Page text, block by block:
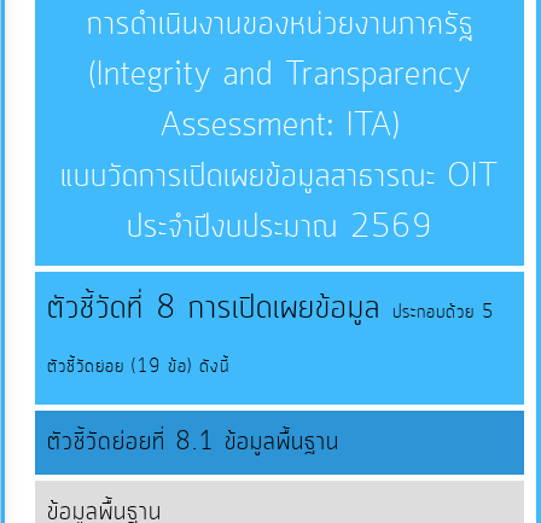
บริการ
จัดการ
การ
ดำเนิน
การ
ให้
การดำเนินงานของหน่วยงานภาครัฐ
(Integrity and Transparency
Assessment: ITA)
แบบวัดการเปิดเผยข้อมูลสาธารณะ OIT
ประจำปีงบประมาณ 2569
ตัวชี้วัดที่ 8 การเปิดเผยข้อมูล ประกอบด้วย 5
ตัวชี้วัดย่อย (19 ข้อ) ดังนี้
ตัวชี้วัดย่อยที่ 8.1 ข้อมูลพื้นฐาน
ข้อมูลพื้นฐาน